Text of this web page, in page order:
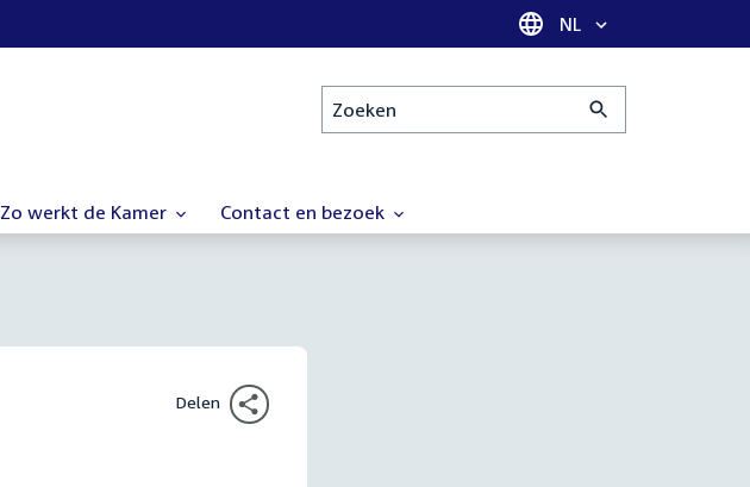
Taal selectie
NL
Zoeken
Zo werkt de Kamer Contact en bezoek
Delen